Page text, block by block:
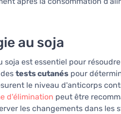
au soja
est essentiel pour
tests cutanés pour
le niveau d'anticorps
d'élimination peut être
les changements dans les